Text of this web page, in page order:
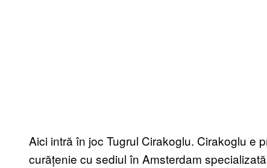
Aici intră în joc Tugrul Cirakoglu. Cirakoglu e
curățenie cu sediul în Amsterdam